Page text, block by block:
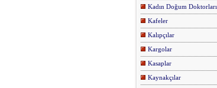
Kadın Doğum Doktorları
Kafeler
Kalıpçılar
Kargolar
Kasaplar
Kaynakçılar